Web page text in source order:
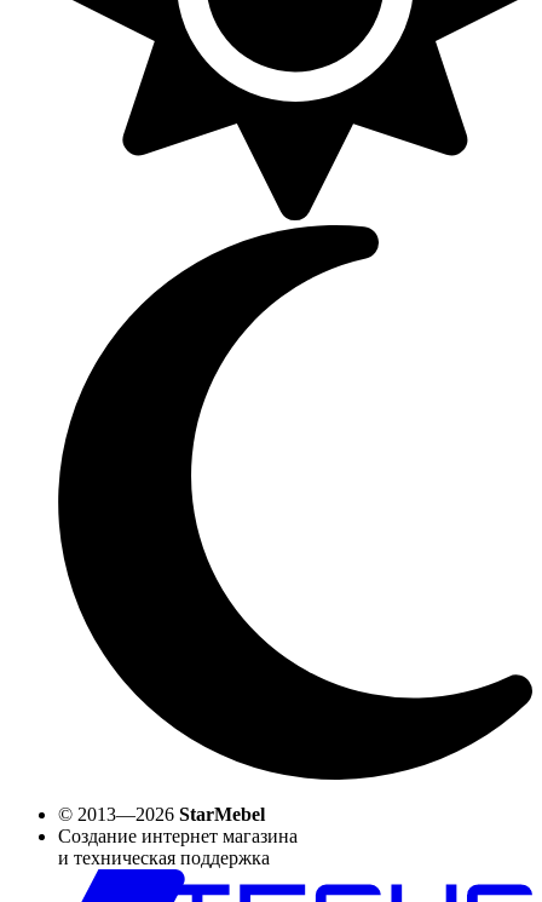
© 2013—2026 StarMebel
Создание интернет магазина
и техническая поддержка